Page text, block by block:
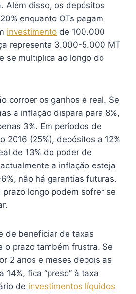
Além disso, os depósitos
enquanto OTs pagam
investimento de 100.000
representa 3.000-5.000 MT
se multiplica ao longo do
corroer os ganhos é real. Se
a inflação dispara para 8%,
3%. Em períodos de
2016 (25%), depósitos a 12%
de 13% do poder de
a inflação esteja
não há garantias futuras.
prazo longo podem sofrer se
de beneficiar de taxas
o prazo também frustra. Se
2 anos e meses depois as
14%, fica “preso” à taxa
de investimentos líquidos